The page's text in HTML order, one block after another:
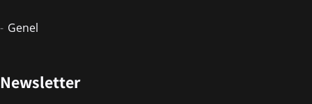
Genel
Newsletter